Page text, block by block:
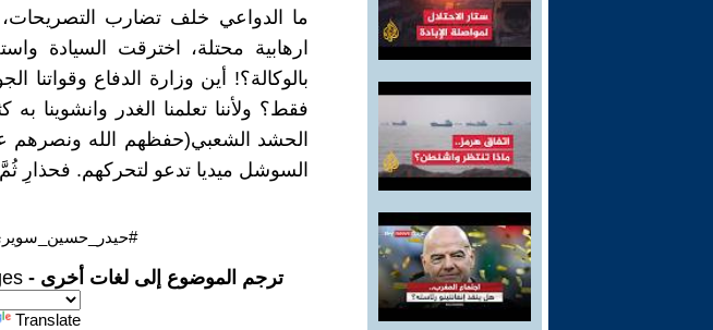
ما الدواعي خلف تضارب
ارهابية محتلة، اخترقت السيادة
بالوكالة؟! أين وزارة الدفاع وقواتنا
فقط؟ ولأننا تعلمنا الغدر وانشوينا
الحشد الشعبي(حفظهم الله ونصرهم
السوشل ميديا تدعو لتحركهم. فحذارِ
ترجم الموضوع إلى لغات أخرى -
Translate